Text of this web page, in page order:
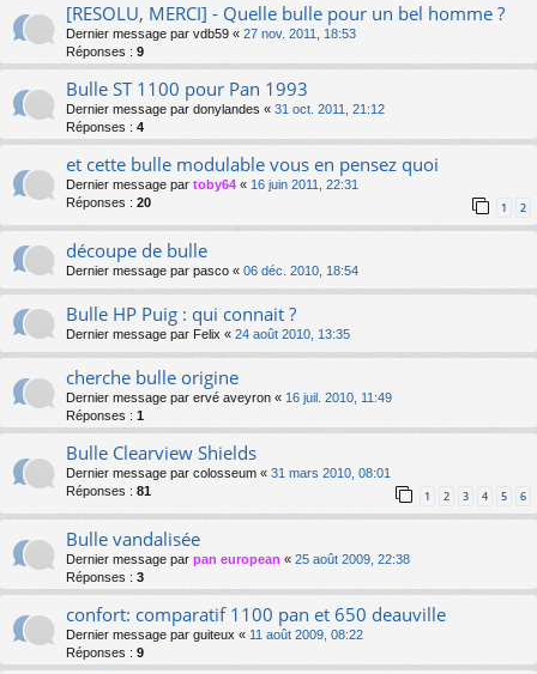
[RESOLU, MERCI] - Quelle bulle pour un bel homme ?
Dernier message par vdb59 « 27 nov. 2011, 18:53
Réponses : 9
Bulle ST 1100 pour Pan 1993
Dernier message par donylandes « 31 oct. 2011, 21:12
Réponses : 4
et cette bulle modulable vous en pensez quoi
Dernier message par toby64 « 16 juin 2011, 22:31
Réponses : 20 1 2
découpe de bulle
Dernier message par pasco « 06 déc. 2010, 18:54
Bulle HP Puig : qui connait ?
Dernier message par Felix « 24 août 2010, 13:35
cherche bulle origine
Dernier message par ervé aveyron « 16 juil. 2010, 11:49
Réponses : 1
Bulle Clearview Shields
Dernier message par colosseum « 31 mars 2010, 08:01
Réponses : 81 1 2 3 4 5 6
Bulle vandalisée
Dernier message par pan european « 25 août 2009, 22:38
Réponses : 3
confort: comparatif 1100 pan et 650 deauville
Dernier message par guiteux « 11 août 2009, 08:22
Réponses : 9